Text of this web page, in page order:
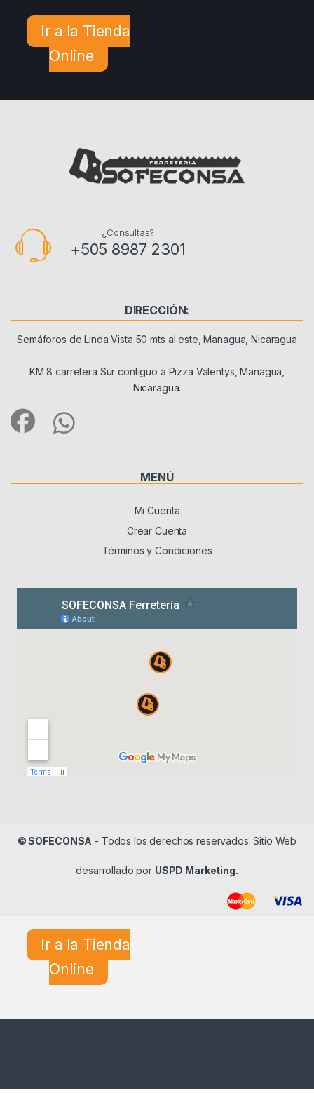
Ir a la Tienda
Online
¿Consultas?
+505 8987 2301
DIRECCIÓN:
Semáforos de Linda Vista 50 mts al este, Managua, Nicaragua
KM 8 carretera Sur contiguo a Pizza Valentys, Managua,
Nicaragua.
MENÚ
Mi Cuenta
Crear Cuenta
Términos y Condiciones
© SOFECONSA - Todos los derechos reservados. Sitio Web
desarrollado por USPD Marketing.
Ir a la Tienda
Online